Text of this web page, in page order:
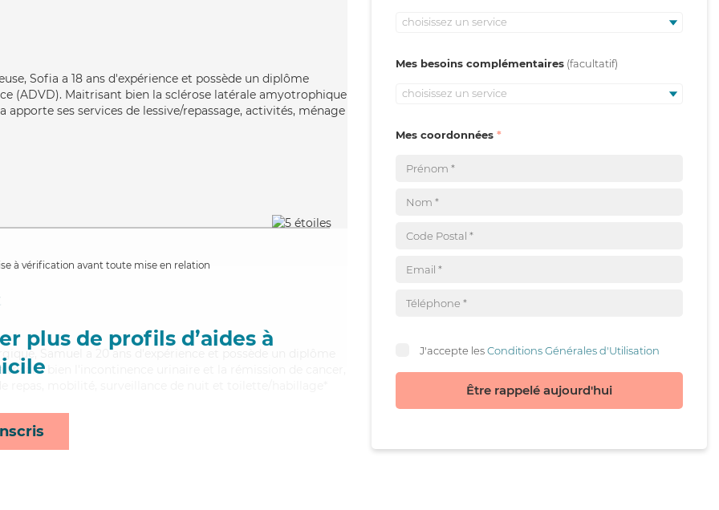
Sofia a 18 ans d'expérience et possède un diplôme
(ADVD). Maitrisant bien la sclérose latérale amyotrophique
ses services de lessive/repassage, activités, ménage
à vérification avant toute mise en relation
plus de profils d’aides à
Samuel a 20 ans d'expérience et possède un diplôme
bien l'incontinence urinaire et la rémission de cancer,
choisissez un service
Mes besoins complémentaires
choisissez un service
Mes coordonnées
J'accepte lesConditions Générales d'Utilisation
Être rappelé aujourd'hui